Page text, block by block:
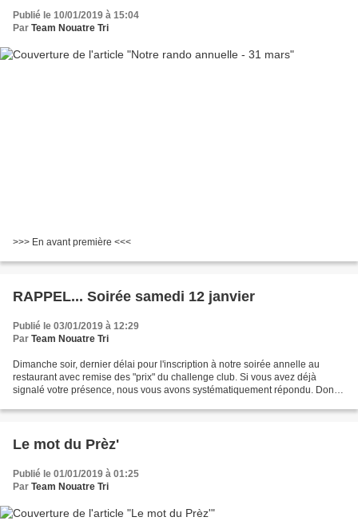
Publié le 10/01/2019 à 15:04
Par Team Nouatre Tri
>>> En avant première <<<
RAPPEL... Soirée samedi 12 janvier
Publié le 03/01/2019 à 12:29
Par Team Nouatre Tri
Dimanche soir, dernier délai pour l'inscription à notre soirée annelle au
restaurant avec remise des "prix" du challenge club. Si vous avez déjà
signalé votre présence, nous vous avons systématiquement répondu. Donc,
Le mot du Prèz'
Publié le 01/01/2019 à 01:25
Par Team Nouatre Tri